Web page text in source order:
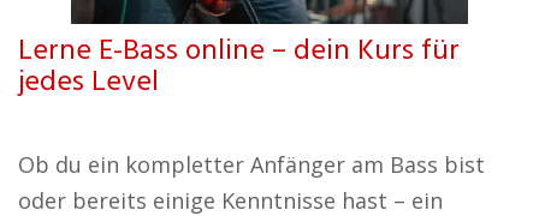
Lerne E-Bass online – dein Kurs für
jedes Level
Ob du ein kompletter Anfänger am Bass bist
oder bereits einige Kenntnisse hast – ein